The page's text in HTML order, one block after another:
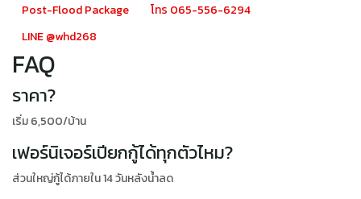
Post-Flood Package
โทร 065-556-6294
LINE @whd268
FAQ
ราคา?
เริ่ม 6,500/บ้าน
เฟอร์นิเจอร์เปียกกู้ได้ทุกตัวไหม?
ส่วนใหญ่กู้ได้ภายใน 14 วันหลังน้ำลด